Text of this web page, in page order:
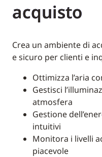
acquisto
Crea un ambiente di
e sicuro per clienti e
Ottimizza l’aria
Gestisci
atmosfera
Gestione
intuitivi
Monitora i livelli
piacevole